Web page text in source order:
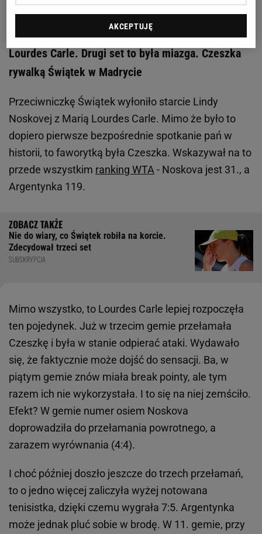
Linda Noskova podniosła się w meczu z Marią
Lourdes Carle. Drugi set to była miazga. Czeszka
rywalką Świątek w Madrycie
Przeciwniczkę Świątek wyłoniło starcie Lindy
Noskovej z Marią Lourdes Carle. Mimo że było to
dopiero pierwsze bezpośrednie spotkanie pań w
historii, to faworytką była Czeszka. Wskazywał na to
przede wszystkim ranking WTA - Noskova jest 31., a
Argentynka 119.
Nie do wiary, co Świątek robiła na korcie.
Zdecydował trzeci set
SUBSKRYPCJA
Mimo wszystko, to Lourdes Carle lepiej rozpoczęła
ten pojedynek. Już w trzecim gemie przełamała
Czeszkę i była w stanie odpierać ataki. Wydawało
się, że faktycznie może dojść do sensacji. Ba, w
piątym gemie znów miała break pointy, ale tym
razem ich nie wykorzystała. I to się na niej zemściło.
Efekt? W gemie numer osiem Noskova
doprowadziła do przełamania powrotnego, a
zarazem wyrównania (4:4).
I choć później doszło jeszcze do trzech przełamań,
to o jedno więcej zaliczyła wyżej notowana
tenisistka, dzięki czemu wygrała 7:5. Argentynka
może jednak pluć sobie w brodę. W 11. gemie, przy
AKCEPTUJĘ